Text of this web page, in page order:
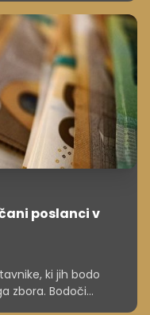
regres znašal
poslanci v
ki jih bodo
zbora. Bodoči